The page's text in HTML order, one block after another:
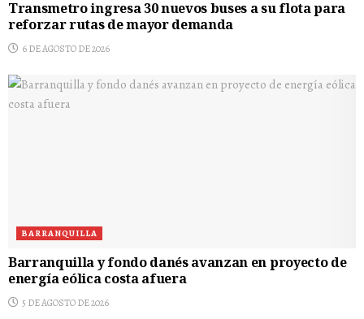
Transmetro ingresa 30 nuevos buses a su flota para
reforzar rutas de mayor demanda
6 DE AGOSTO DE 2026
BARRANQUILLA
Barranquilla y fondo danés avanzan en proyecto de
energía eólica costa afuera
5 DE AGOSTO DE 2026